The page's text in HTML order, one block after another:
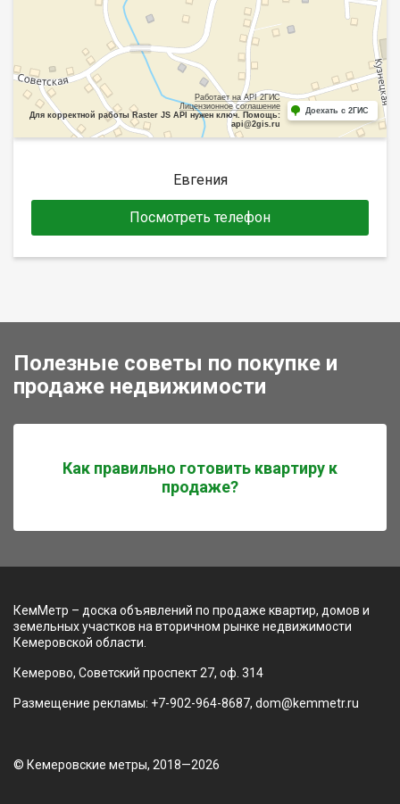
Работает на API 2ГИС
Лицензионное соглашение
Для корректной работы Raster JS API нужен ключ. Помощь:
api@2gis.ru
Доехать с 2ГИС
Евгения
Посмотреть телефон
Полезные советы по покупке и
продаже недвижимости
Как правильно готовить квартиру к
продаже?
КемМетр – доска объявлений по продаже квартир, домов и
земельных участков на вторичном рынке недвижимости
Кемеровской области.
Кемерово, Советский проспект 27, оф. 314
Размещение рекламы: +7-902-964-8687, dom@kemmetr.ru
© Кемеровские метры, 2018—2026